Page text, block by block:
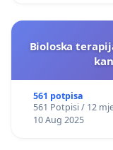
Bioloska
561 potpisa
561 Potpisi / 12
10 Aug 2025